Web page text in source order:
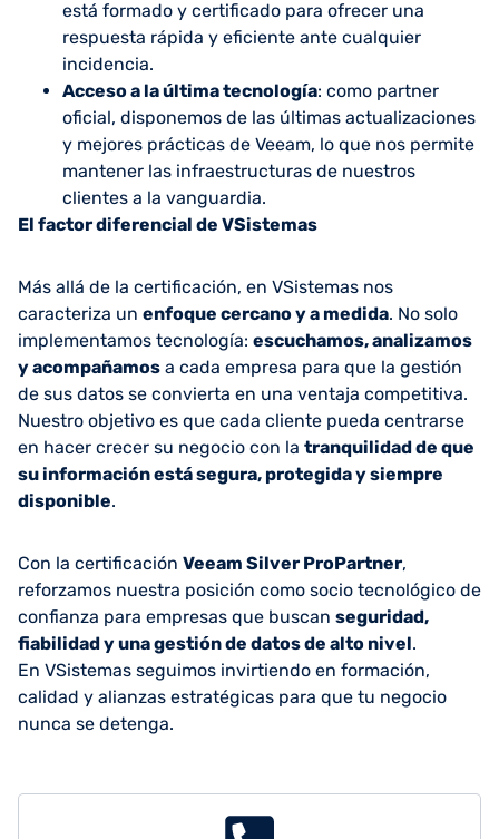
está formado y certificado para ofrecer una
respuesta rápida y eficiente ante cualquier
incidencia.
Acceso a la última tecnología: como partner
oficial, disponemos de las últimas actualizaciones
y mejores prácticas de Veeam, lo que nos permite
mantener las infraestructuras de nuestros
clientes a la vanguardia.
El factor diferencial de VSistemas
Más allá de la certificación, en VSistemas nos
caracteriza un enfoque cercano y a medida. No solo
implementamos tecnología: escuchamos, analizamos
y acompañamos a cada empresa para que la gestión
de sus datos se convierta en una ventaja competitiva.
Nuestro objetivo es que cada cliente pueda centrarse
en hacer crecer su negocio con la tranquilidad de que
su información está segura, protegida y siempre
disponible.
Con la certificación Veeam Silver ProPartner,
reforzamos nuestra posición como socio tecnológico de
confianza para empresas que buscan seguridad,
fiabilidad y una gestión de datos de alto nivel.
En VSistemas seguimos invirtiendo en formación,
calidad y alianzas estratégicas para que tu negocio
nunca se detenga.